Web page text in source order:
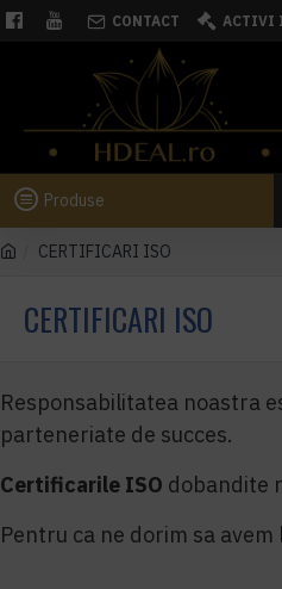
CONTACT ACTIVI
Produse
CERTIFICARI ISO
CERTIFICARI ISO
Responsabilitatea noastra
parteneriate de succes.
Certificarile ISO dobandite
Pentru ca ne dorim sa